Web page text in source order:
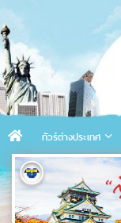
ทัวร์ต่างประเทศ